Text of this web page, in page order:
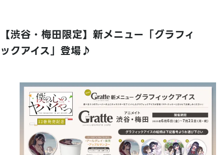
【渋谷・梅田限定】新メニュー「グラフィ
ックアイス」登場♪